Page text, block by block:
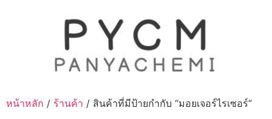
หน้าหลัก / ร้านค้า / สินค้าที่มีป้ายกำกับ “มอยเจอร์ไรเซอร์”